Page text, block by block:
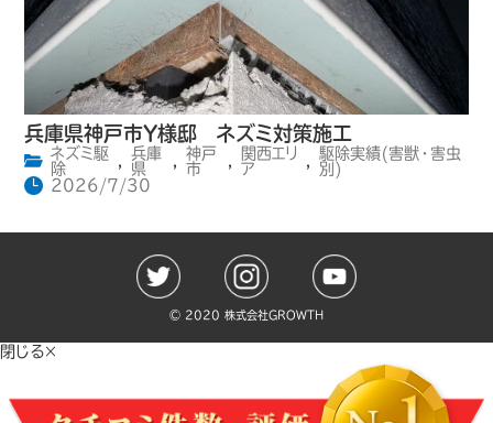
兵庫県神戸市Y様邸 ネズミ対策施工
ネズミ駆
除
,
兵庫
県
,
神戸
市
,
関西エリ
ア
,
駆除実績(害獣・害虫
別)
2026/7/30
©️ 2020 株式会社GROWTH
閉じる×